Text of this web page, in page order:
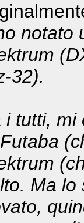
notato
32).
i tutti,
Ma lo